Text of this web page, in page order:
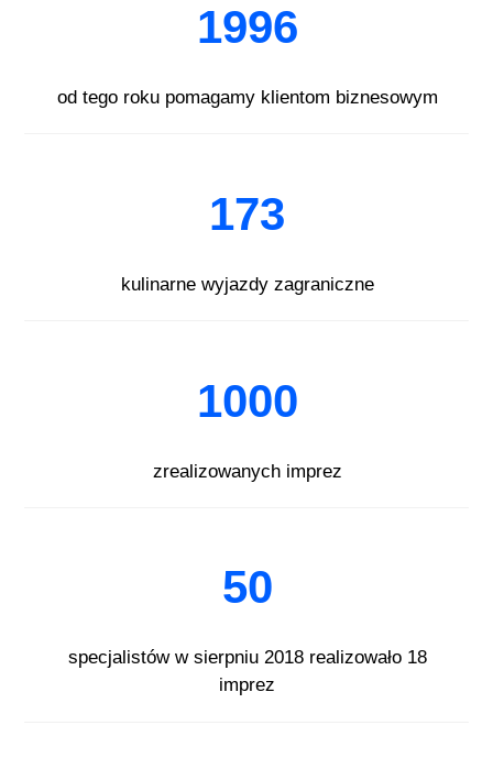
1996
od tego roku pomagamy klientom biznesowym
173
kulinarne wyjazdy zagraniczne
1000
zrealizowanych imprez
50
specjalistów w sierpniu 2018 realizowało 18
imprez